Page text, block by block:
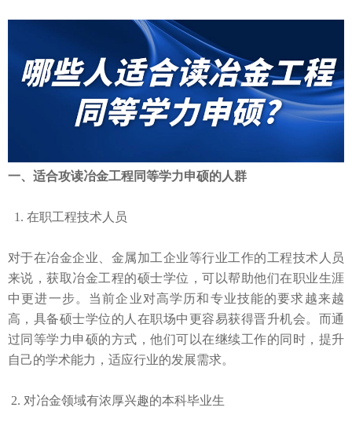
堂
台
工
等
在
馆
一、适合攻读冶金工程同等学力申硕的人群
1. 在职工程技术人员
对于在冶金企业、金属加工企业等行业工作的工程技术人员
来说，获取冶金工程的硕士学位，可以帮助他们在职业生涯
中更进一步。当前企业对高学历和专业技能的要求越来越
高，具备硕士学位的人在职场中更容易获得晋升机会。而通
过同等学力申硕的方式，他们可以在继续工作的同时，提升
自己的学术能力，适应行业的发展需求。
2. 对冶金领域有浓厚兴趣的本科毕业生